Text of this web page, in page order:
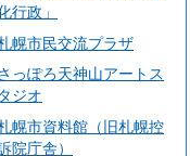
行政」
幌市民交流プラザ
っぽろ天神山アートス
タジオ
幌市資料館（旧札幌控
院庁舎）